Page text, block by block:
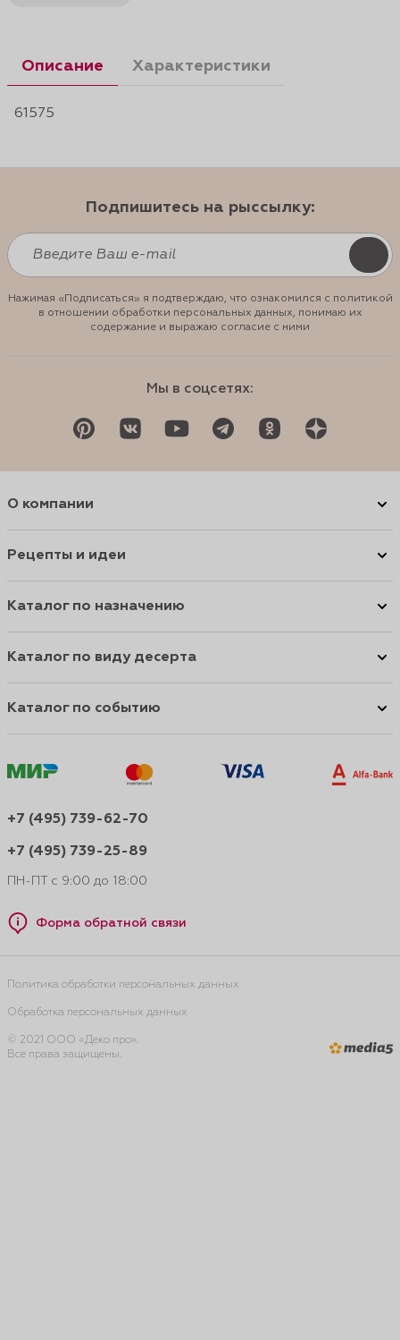
Описание Характеристики
61575
Подпишитесь на рыссылку:
Нажимая «Подписаться» я подтверждаю, что ознакомился с политикой
в отношении обработки персональных данных, понимаю их
содержание и выражаю согласие с ними
Мы в соцсетях:
О компании
Рецепты и идеи
Каталог по назначению
Каталог по виду десерта
Каталог по событию
+7 (495) 739-62-70
+7 (495) 739-25-89
ПН-ПТ с 9:00 до 18:00
Форма обратной связи
Политика обработки персональных данных
Обработка персональных данных
© 2021 ООО «Деко про».
Все права защищены.